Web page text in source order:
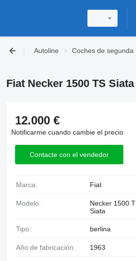
Autoline Coches de segunda
Fiat Necker 1500 TS
12.000 €
Notificarme cuando cambie el precio
Contacte con el vendedor
Marca: Fiat
Modelo:
Necker 1500
Siata
Tipo: berlina
Año de fabricación: 1963